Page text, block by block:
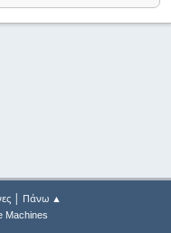
| Πάνω ▲
Machines